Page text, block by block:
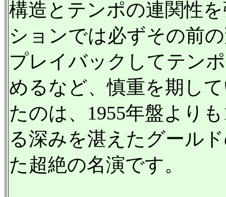
構造とテンポの連関性
ションでは必ずその前
プレイバックしてテン
めるなど、慎重を期し
たのは、1955年盤より
る深みを湛えたグール
た超絶の名演です。